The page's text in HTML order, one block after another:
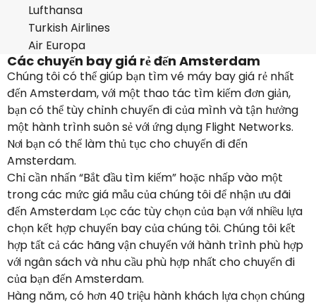
Lufthansa
Turkish Airlines
Air Europa
Các chuyến bay giá rẻ đến Amsterdam
Chúng tôi có thể giúp bạn tìm vé máy bay giá rẻ nhất
đến Amsterdam, với một thao tác tìm kiếm đơn giản,
bạn có thể tùy chỉnh chuyến đi của mình và tận hưởng
một hành trình suôn sẻ với ứng dụng Flight Networks.
Nơi bạn có thể làm thủ tục cho chuyến đi đến
Amsterdam.
Chỉ cần nhấn “Bắt đầu tìm kiếm” hoặc nhấp vào một
trong các mức giá mẫu của chúng tôi để nhận ưu đãi
đến Amsterdam Lọc các tùy chọn của bạn với nhiều lựa
chọn kết hợp chuyến bay của chúng tôi. Chúng tôi kết
hợp tất cả các hãng vận chuyển với hành trình phù hợp
với ngân sách và nhu cầu phù hợp nhất cho chuyến đi
của bạn đến Amsterdam.
Hàng năm, có hơn 40 triệu hành khách lựa chọn chúng